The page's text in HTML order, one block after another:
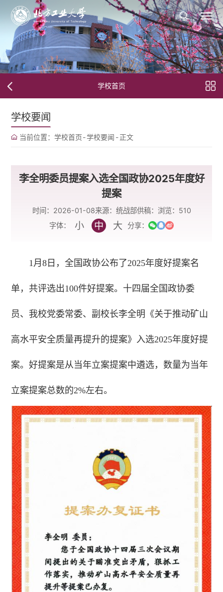
学校首页
学校要闻
当前位置： 学校首页-学校要闻 -正文
李全明委员提案入选全国政协2025年度好
提案
时间：2026-01-08来源：统战部供稿： 浏览： 510
字体：
小 中 大 分享：
1月8日，全国政协公布了2025年度好提案名
单，共评选出100件好提案。十四届全国政协委
员、我校党委常委、副校长李全明《关于推动矿山
高水平安全质量再提升的提案》入选2025年度好提
案。好提案是从当年立案提案中遴选，数量为当年
立案提案总数的2%左右。